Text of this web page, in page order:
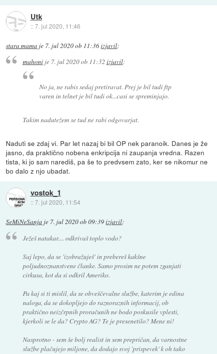
Utk
::7. jul 2020, 11:46
stara mama je 7. jul 2020 ob 11:36izjavil:
mahonije 7. jul 2020 ob 11:32 izjavil:
No ja, ne rabis sedaj pretiravat. Prej je bil tudi ftp
varen in telnet je bil tudi ok...casi se spreminjajo.
Takim nadutežem se tud ne rabi odgovarjat.
Naduti se zdaj vi. Par let nazaj bi bil OP nek paranoik. Danes je že
jasno, da praktično nobena enkripcija ni zaupanja vredna. Razen
tista, ki jo sam narediš, pa še to predvsem zato, ker se nikomur ne
bo dalo z njo ubadat.
vostok_1
::7. jul 2020, 11:54
SeMiNeSanja je 7. jul 2020 ob 09:39izjavil:
Ježeš natakar.... odkrivaš toplo vodo?
Saj lepo, da se 'izobražuješ' in prebereš kakšne
poljudnoznanstvene članke. Samo prosim ne potem zganjati
cirkusa, kot da si odkril Ameriko.
Pa kaj si ti mislil, da se obveščevalne službe, katerim je edina
naloga, da se dokopljejo do raznoraznih informacij, ob
praktično neizčrpnih proračunih ne bodo poskusile vplesti,
kjerkoli se le da? Crypto AG? Te je presenetilo? Mene ni!
Nasprotno - sem še bolj realist in sem prepričan, da varnostne
službe plačujejo miljone, da dodajo svoj 'prispevek' k oh tako